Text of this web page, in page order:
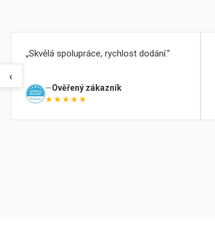
‹
Skvělá spolupráce, rychlost dodání.
Ověřený zákazník
★★★★★